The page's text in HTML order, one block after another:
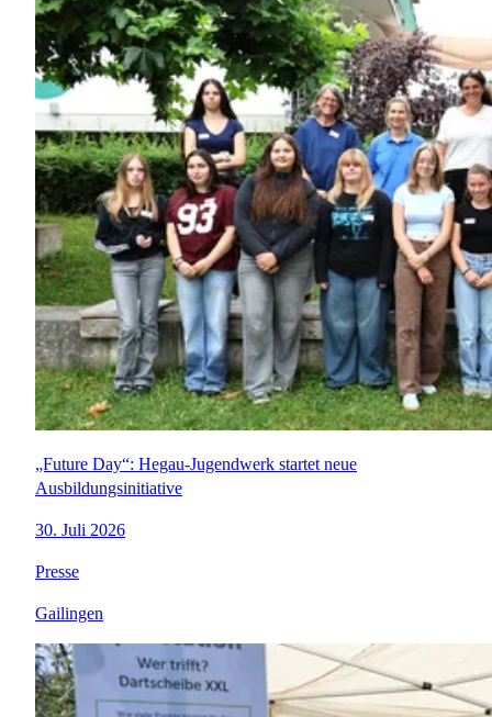
„Future Day“: Hegau-Jugendwerk startet neue
Ausbildungsinitiative
30. Juli 2026
Presse
Gailingen